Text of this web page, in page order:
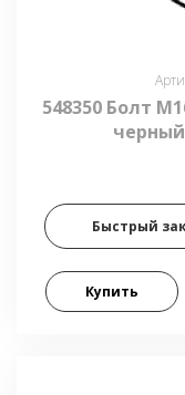
548350 Болт
Быстрый
Купить